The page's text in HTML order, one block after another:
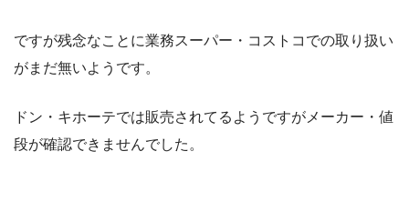
ですが残念なことに業務スーパー・コストコでの取り扱い
がまだ無いようです。
ドン・キホーテでは販売されてるようですがメーカー・値
段が確認できませんでした。